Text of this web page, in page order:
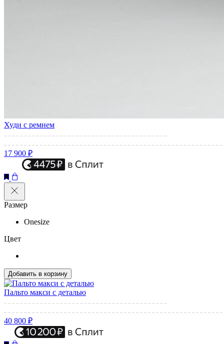
Худи с ремнем
17 900 ₽
Размер
Onesize
Цвет
Добавить в корзину
Пальто макси с деталью
40 800 ₽